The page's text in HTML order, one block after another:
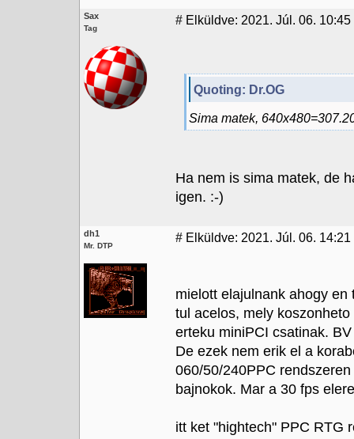
Sax
Tag
# Elküldve: 2021. Júl. 06. 10:45
Quoting: Dr.OG
Sima matek,
Ha nem is sima matek, de
igen. :-)
dh1
Mr. DTP
# Elküldve: 2021. Júl. 06. 14:21
mielott elajulnank ahogy
tul acelos, mely
erteku miniPCI csatinak.
De ezek nem erik el a
060/50/240PPC
bajnokok. Mar a 30 fps
itt ket "hightech" PPC RTG